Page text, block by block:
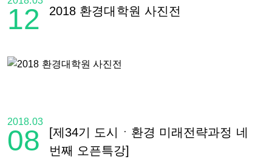
12 2018 환경대학원 사진전
2018.03
08
[제34기 도시ㆍ환경 미래전략과정 네
번째 오픈특강]